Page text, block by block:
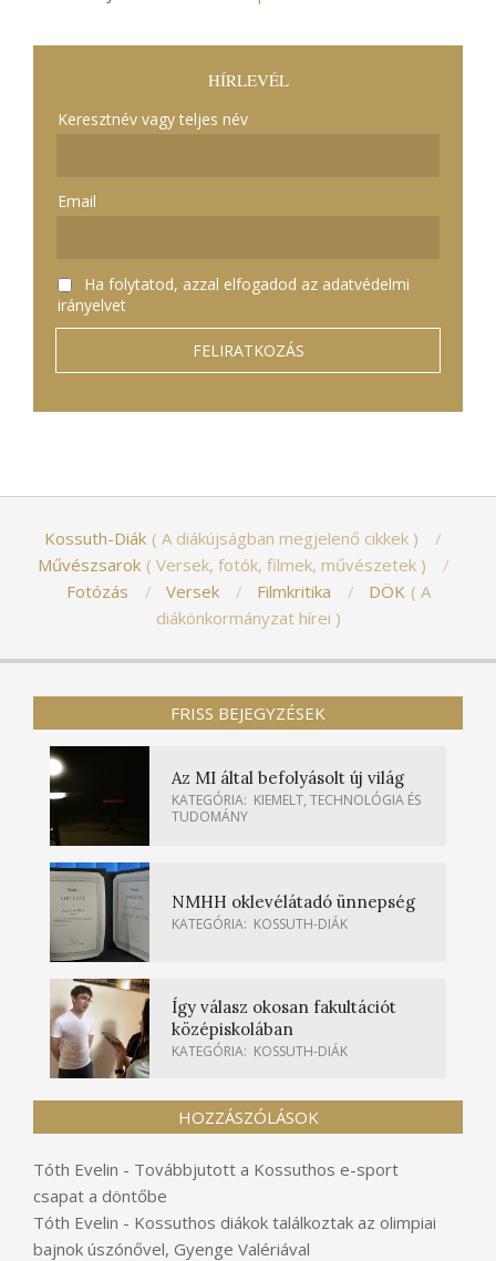
HÍRLEVÉL
Keresztnév vagy teljes név
Email
Ha folytatod, azzal elfogadod az adatvédelmi
irányelvet
Kossuth-Diák
A diákújságban megjelenő cikkek
Művészsarok
Versek, fotók, filmek, művészetek
Fotózás
Versek Filmkritika DÖK
A
diákönkormányzat hírei
FRISS BEJEGYZÉSEK
Az MI által befolyásolt új világ
KATEGÓRIA: KIEMELT, TECHNOLÓGIA ÉS
TUDOMÁNY
NMHH oklevélátadó ünnepség
KATEGÓRIA: KOSSUTH-DIÁK
Így válasz okosan fakultációt
középiskolában
KATEGÓRIA: KOSSUTH-DIÁK
HOZZÁSZÓLÁSOK
Tóth Evelin - Továbbjutott a Kossuthos e-sport
csapat a döntőbe
Tóth Evelin - Kossuthos diákok találkoztak az olimpiai
bajnok úszónővel, Gyenge Valériával